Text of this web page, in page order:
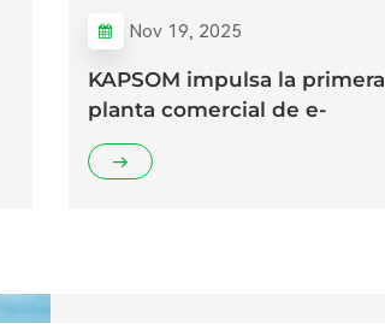
Nov 19, 2025
KAPSOM impulsa la primera
planta comercial de e-
metanol en Dinamarca